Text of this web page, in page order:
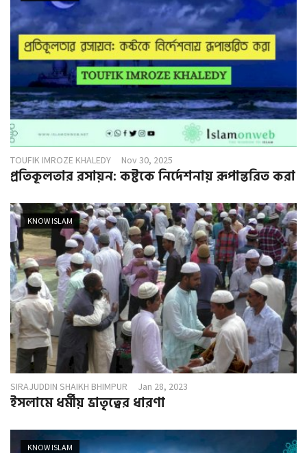
TOUFIK IMROZE KHALEDY Nov 30, 2025
প্রতিকূলতার রসায়ন: কষ্টকে নির্দেশনায় রূপান্তরিত করা
KNOW ISLAM
SIRAJUDDIN SHAIKH BHIMPUR Jan 28, 2023
ইসলামে ধর্মীয় ভ্রাতৃত্বের ধারণা
KNOW ISLAM